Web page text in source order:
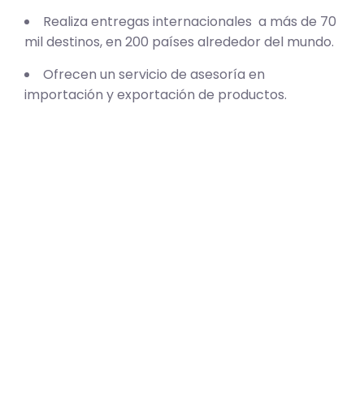
Realiza entregas internacionales a más de 70
mil destinos, en 200 países alrededor del mundo.
Ofrecen un servicio de asesoría en
importación y exportación de productos.